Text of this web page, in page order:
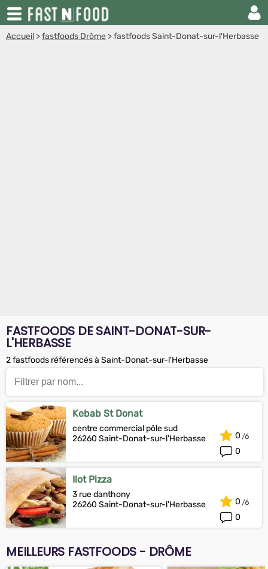
Accueil >fastfoods Drôme >fastfoods Saint-Donat-sur-l'Herbasse
FASTFOODS DE SAINT-DONAT-SUR-
L'HERBASSE
2 fastfoods référencés à Saint-Donat-sur-l'Herbasse
Kebab St Donat
centre commercial pôle sud
26260 Saint-Donat-sur-l'Herbasse
0
0
Ilot Pizza
3 rue danthony
26260 Saint-Donat-sur-l'Herbasse
0
0
MEILLEURS FASTFOODS - DRÔME